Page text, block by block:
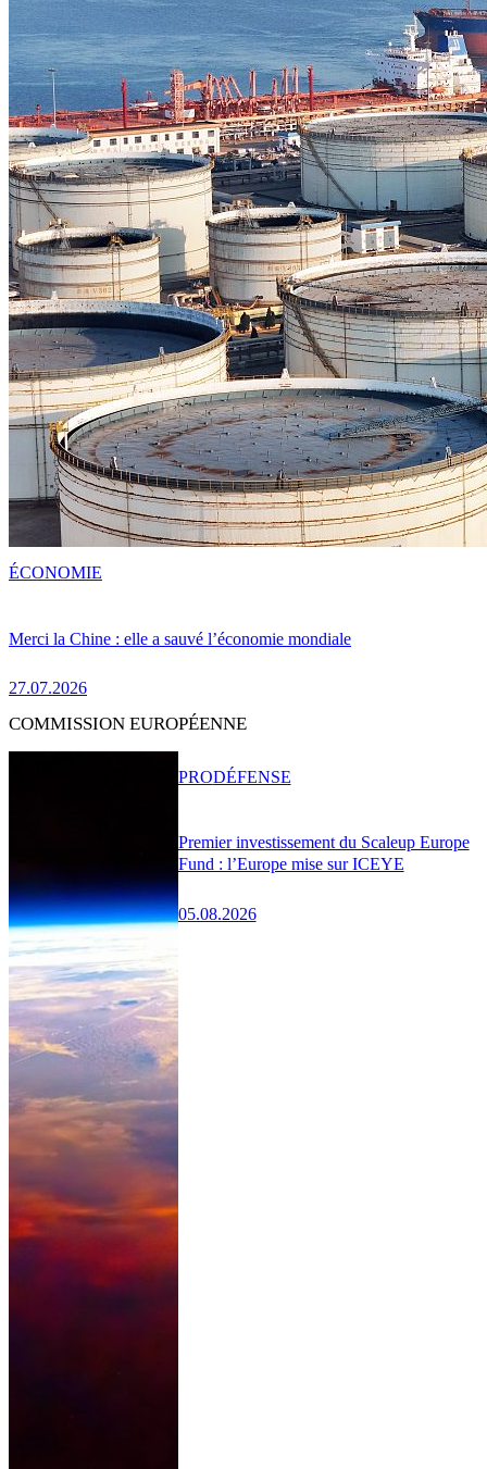
Merci la Chine : elle a sauvé l’économie mondiale
27.07.2026
ÉCONOMIE
COMMISSION EUROPÉENNE
Premier investissement du Scaleup Europe
Fund : l’Europe mise sur ICEYE
05.08.2026
PRODÉFENSE